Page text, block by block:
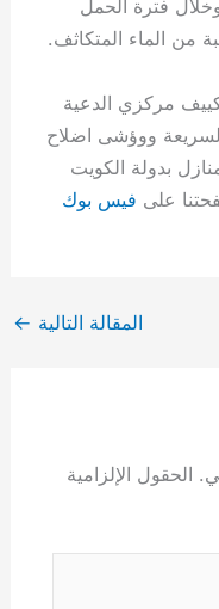
فترة الحمل
من الماء المتكاثف.
مركزي الدعية
ووؤشى اضلاح
بدولة الكويت
على فيس بوك
المقالة التالية ←
الحقول الإلزامية